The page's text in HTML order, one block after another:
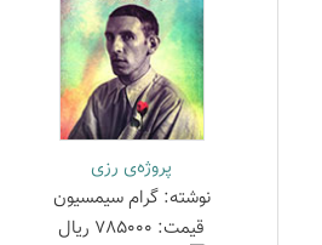
پروژه‌ی رزی
نوشته: گرام سیمسیون
قیمت: 785000 ریال